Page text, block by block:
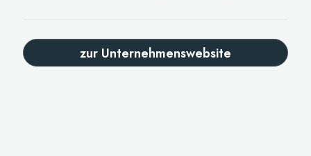
zur Unternehmenswebsite